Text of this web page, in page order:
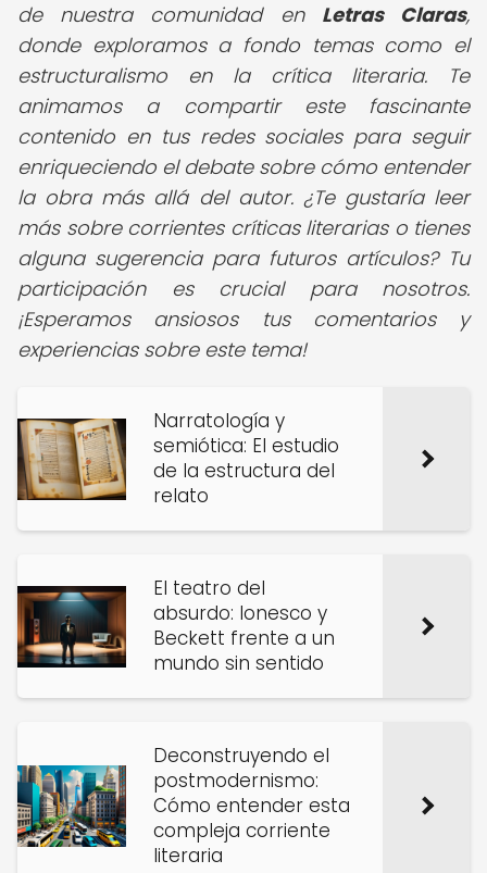
de nuestra comunidad en Letras Claras,
donde exploramos a fondo temas como el
estructuralismo en la crítica literaria. Te
animamos a compartir este fascinante
contenido en tus redes sociales para seguir
enriqueciendo el debate sobre cómo entender
la obra más allá del autor. ¿Te gustaría leer
más sobre corrientes críticas literarias o tienes
alguna sugerencia para futuros artículos? Tu
participación es crucial para nosotros.
¡Esperamos ansiosos tus comentarios y
experiencias sobre este tema!
Narratología y
semiótica: El estudio
de la estructura del
relato
El teatro del
absurdo: Ionesco y
Beckett frente a un
mundo sin sentido
Deconstruyendo el
postmodernismo:
Cómo entender esta
compleja corriente
literaria